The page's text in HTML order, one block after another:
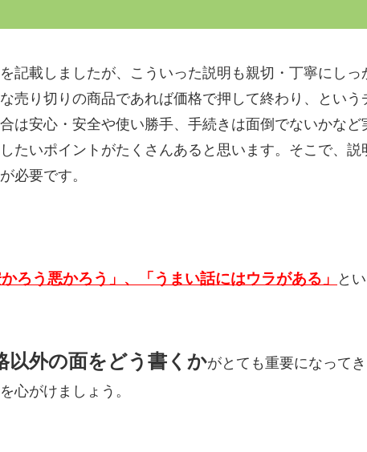
記載しましたが、こういった説明も親切・丁寧にしっ
売り切りの商品であれば価格で押して終わり、という
は安心・安全や使い勝手、手続きは面倒でないかなど
たいポイントがたくさんあると思います。そこで、説
必要です。
かろう悪かろう」、「うまい話にはウラがある」
と
以外の面をどう書くかがとても重要になってき
心がけましょう。